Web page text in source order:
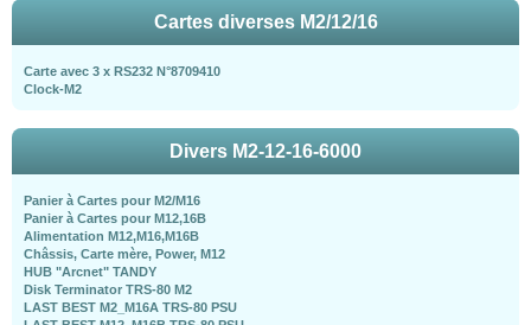
Cartes diverses M2/12/16
Carte avec 3 x RS232 N°8709410
Clock-M2
Divers M2-12-16-6000
Panier à Cartes pour M2/M16
Panier à Cartes pour M12,16B
Alimentation M12,M16,M16B
Châssis, Carte mère, Power, M12
HUB "Arcnet" TANDY
Disk Terminator TRS-80 M2
LAST BEST M2_M16A TRS-80 PSU